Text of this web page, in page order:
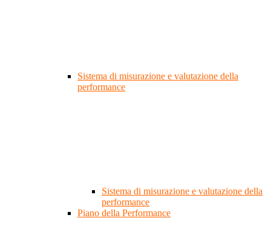
Sistema di misurazione e valutazione della
performance
Sistema di misurazione e valutazione della
performance
Piano della Performance